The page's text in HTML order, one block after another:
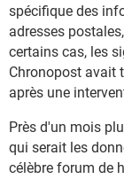
spécifique des
adresses
certains cas, les
Chronopost avait
après une
Près d'un mois
qui serait les
célèbre forum de